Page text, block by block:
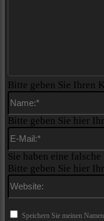
Bitte geben Sie Ihren
Bitte geben Sie hier
Sie haben eine
Bitte geben Sie hier
Speichern Sie meinen